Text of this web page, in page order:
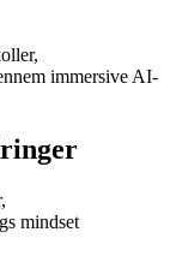
immersive AI-
mindset